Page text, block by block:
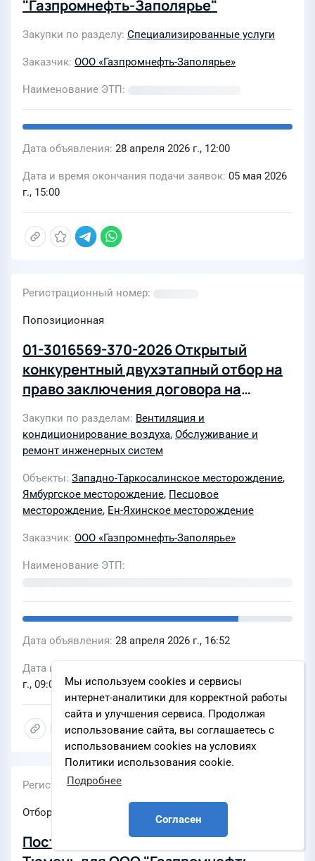
Мы используем cookies и сервисы
интернет-аналитики для корректной работы
сайта и улучшения сервиса. Продолжая
использование сайта, вы соглашаетесь с
использованием cookies на условиях
Политики использования cookie.
Подробнее
Согласен
"Газпромнефть-Заполярье"
Закупки по разделу Специализированные услуги
Заказчик ООО «Газпромнефть-Заполярье»
Наименование ЭТП
Дата объявления 28 апреля 2026 г., 12:00
Дата и время окончания подачи заявок 05 мая 2026
г., 15:00
Регистрационный номер
Попозиционная
01-3016569-370-2026 Открытый
конкурентный двухэтапный отбор на
право заключения договора на
обслуживанию и ремонту систем
вентиляции и кондиционирования
Таркосалинского, Уренгойского,
Ямбургского НГКМ для нужд ООО
2031 гг
Закупки по разделам Вентиляция и
кондиционирование воздуха, Обслуживание и
ремонт инженерных систем
Объекты Западно-Таркосалинское месторождение,
Ямбургское месторождение, Песцовое
месторождение, Ен-Яхинское месторождение
Заказчик ООО «Газпромнефть-Заполярье»
Наименование ЭТП
Дата объявления 28 апреля 2026 г., 16:52
Дата и время окончания подачи заявок
г., 09:00
Регистрационный номер
Отбор
Поставка мебели для офиса в г.